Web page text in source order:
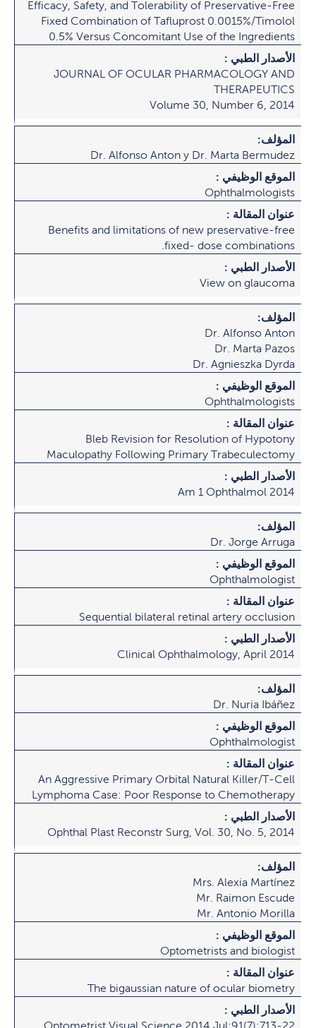
Efficacy, Safety, and Tolerability of Preservative-Free
Fixed Combination of Tafluprost 0.0015%/Timolol
0.5% Versus Concomitant Use of the Ingredients
الأصدار الطبي :
JOURNAL OF OCULAR PHARMACOLOGY AND
THERAPEUTICS
Volume 30, Number 6, 2014
المؤلف:
Dr. Alfonso Anton y Dr. Marta Bermudez
الموقع الوظيفي :
Ophthalmologists
عنوان المقالة :
Benefits and limitations of new preservative-free
fixed- dose combinations.
الأصدار الطبي :
View on glaucoma
المؤلف:
Dr. Alfonso Anton
Dr. Marta Pazos
Dr. Agnieszka Dyrda
الموقع الوظيفي :
Ophthalmologists
عنوان المقالة :
Bleb Revision for Resolution of Hypotony
Maculopathy Following Primary Trabeculectomy
الأصدار الطبي :
Am 1 Ophthalmol 2014
المؤلف:
Dr. Jorge Arruga
الموقع الوظيفي :
Ophthalmologist
عنوان المقالة :
Sequential bilateral retinal artery occlusion
الأصدار الطبي :
Clinical Ophthalmology, April 2014
المؤلف:
Dr. Nuria Ibáñez
الموقع الوظيفي :
Ophthalmologist
عنوان المقالة :
An Aggressive Primary Orbital Natural Killer/T-Cell
Lymphoma Case: Poor Response to Chemotherapy
الأصدار الطبي :
Ophthal Plast Reconstr Surg, Vol. 30, No. 5, 2014
المؤلف:
Mrs. Alexia Martínez
Mr. Raimon Escude
Mr. Antonio Morilla
الموقع الوظيفي :
Optometrists and biologist
عنوان المقالة :
The bigaussian nature of ocular biometry
الأصدار الطبي :
Optometrist Visual Science 2014 Jul;91(7):713-22